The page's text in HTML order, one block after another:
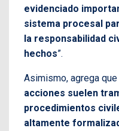
evidenciado
sistema procesal
la responsabilidad
hechos”.
Asimismo, agrega que
acciones suelen
procedimientos
altamente